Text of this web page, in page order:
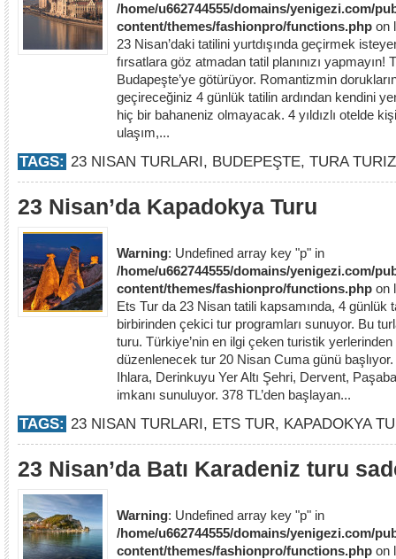
/home/u662744555/domains/yenigezi.com/
content/themes/fashionpro/functions.php on
23 Nisan’daki tatilini yurtdışında geçirmek
fırsatlara göz atmadan tatil planınızı yapmayın!
Budapeşte’ye götürüyor. Romantizmin
geçireceğiniz 4 günlük tatilin ardından kendini
hiç bir bahaneniz olmayacak. 4 yıldızlı otelde
ulaşım,...
TAGS: 23 NISAN TURLARI, BUDEPEŞTE, TURA
23 Nisan’da Kapadokya Turu
Warning: Undefined array key "p" in
/home/u662744555/domains/yenigezi.com/
content/themes/fashionpro/functions.php on
Ets Tur da 23 Nisan tatili kapsamında, 4 günlük
birbirinden çekici tur programları sunuyor. Bu
turu. Türkiye’nin en ilgi çeken turistik
düzenlenecek tur 20 Nisan Cuma günü
Ihlara, Derinkuyu Yer Altı Şehri, Dervent,
imkanı sunuluyor. 378 TL’den başlayan...
TAGS: 23 NISAN TURLARI, ETS TUR, KAPADOKYA
23 Nisan’da Batı Karadeniz turu
Warning: Undefined array key "p" in
/home/u662744555/domains/yenigezi.com/
content/themes/fashionpro/functions.php on